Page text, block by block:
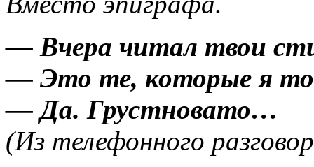
— Вчера читал твои
— Это те, которые я
— Да. Грустновато…
(Из телефонного